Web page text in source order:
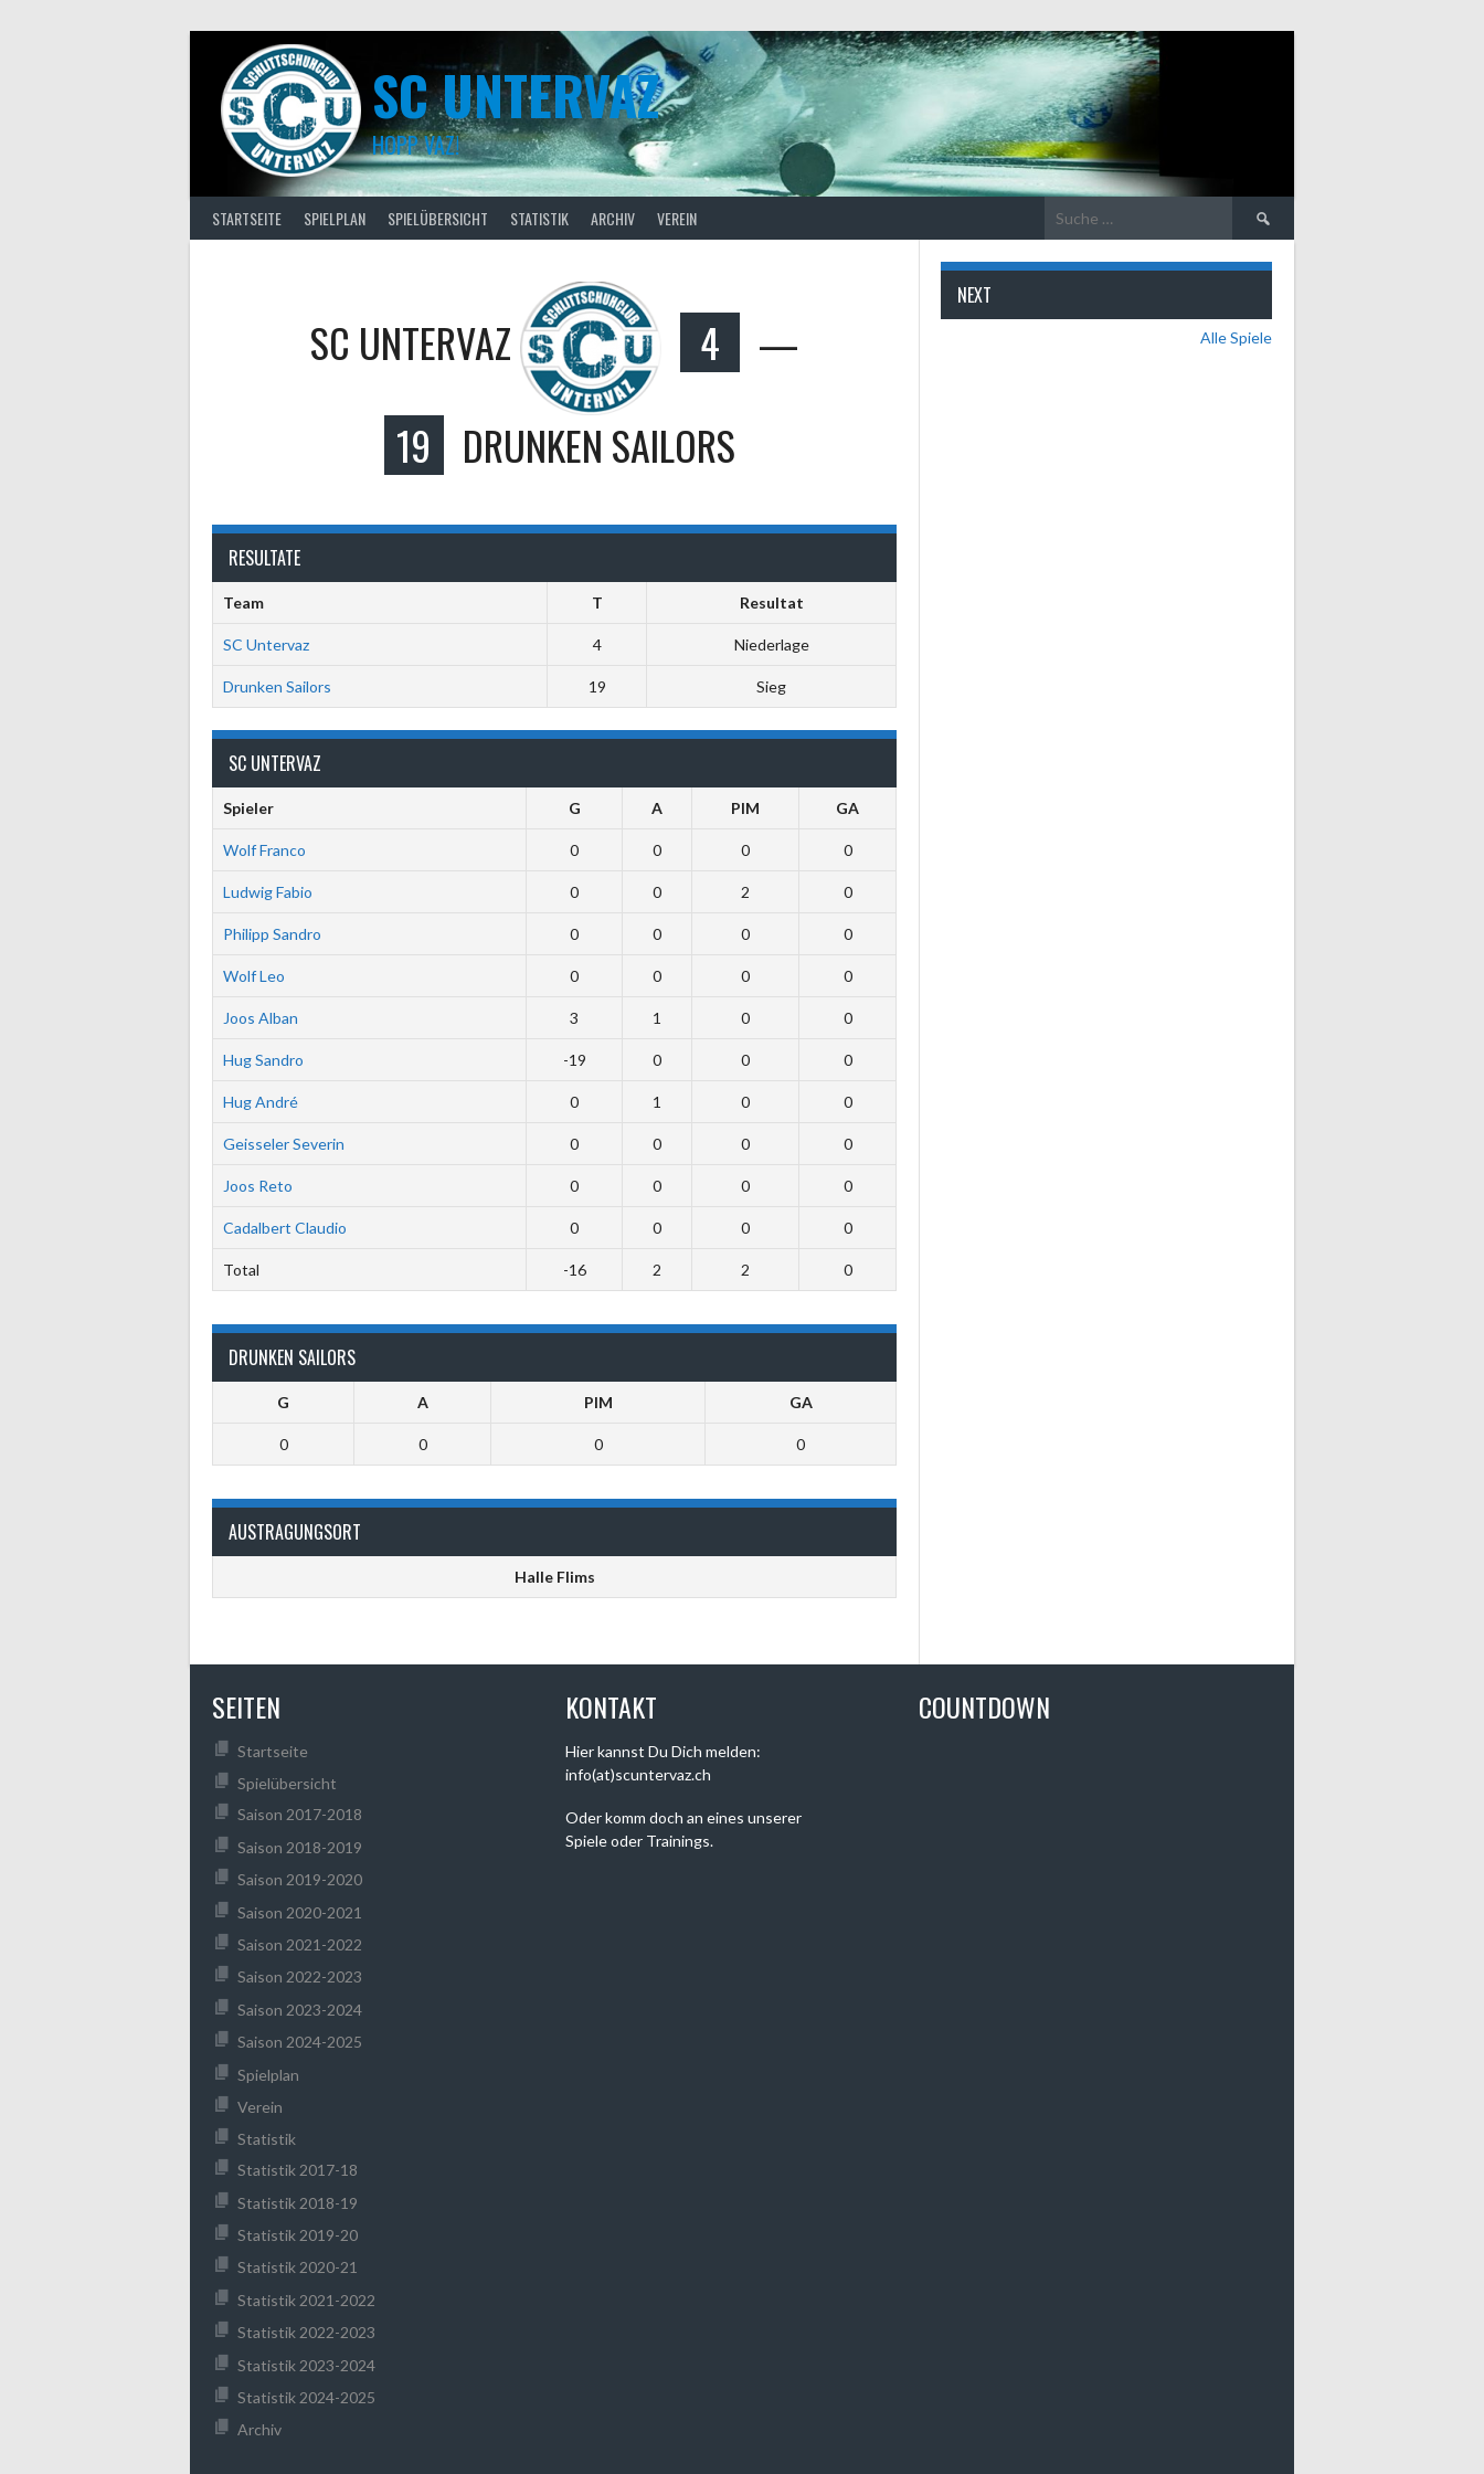
SC UNTERVAZ
HOPP VAZ!
STARTSEITE SPIELPLAN SPIELÜBERSICHT STATISTIK ARCHIV VEREIN
Suche
nach:
SC UNTERVAZ 4
—
19
DRUNKEN SAILORS
RESULTATE
Team T Resultat
SC Untervaz 4 Niederlage
Drunken Sailors 19 Sieg
SC UNTERVAZ
Spieler G A PIM GA
Wolf Franco 0 0 0 0
Ludwig Fabio 0 0 2 0
Philipp Sandro 0 0 0 0
Wolf Leo 0 0 0 0
Joos Alban 3 1 0 0
Hug Sandro -19 0 0 0
Hug André 0 1 0 0
Geisseler Severin 0 0 0 0
Joos Reto 0 0 0 0
Cadalbert Claudio 0 0 0 0
Total -16 2 2 0
DRUNKEN SAILORS
G A PIM GA
0 0 0 0
AUSTRAGUNGSORT
Halle Flims
NEXT
Alle Spiele
SEITEN
Startseite
Spielübersicht
Saison 2017-2018
Saison 2018-2019
Saison 2019-2020
Saison 2020-2021
Saison 2021-2022
Saison 2022-2023
Saison 2023-2024
Saison 2024-2025
Spielplan
Verein
Statistik
Statistik 2017-18
Statistik 2018-19
Statistik 2019-20
Statistik 2020-21
Statistik 2021-2022
Statistik 2022-2023
Statistik 2023-2024
Statistik 2024-2025
Archiv
KONTAKT
Hier kannst Du Dich melden:
info(at)scuntervaz.ch
Oder komm doch an eines unserer
Spiele oder Trainings.
COUNTDOWN